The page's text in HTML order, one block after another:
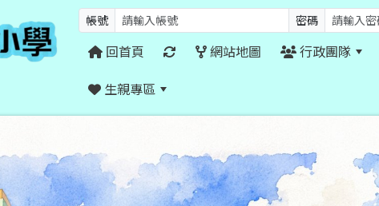
帳號 密碼
回首頁 網站地圖 行政團隊
生親專區